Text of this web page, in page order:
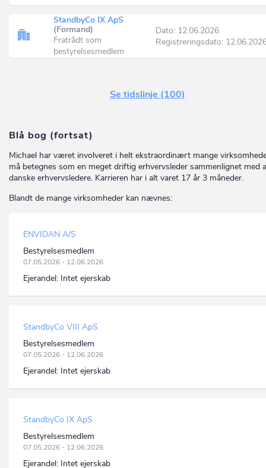
StandbyCo IX ApS
(Formand)
Fratrådt som
bestyrelsesmedlem
Dato: 12.06.2026
Registreringsdato:
Se tidslinje (100)
Blå bog (fortsat)
Michael har været involveret i helt ekstraordinært mange
må betegnes som en meget driftig erhvervsleder sammenlignet med
danske erhvervsledere. Karrieren har i alt varet 17 år 3 måneder.
Blandt de mange virksomheder kan nævnes:
ENVIDAN A/S
Bestyrelsesmedlem
07.05.2026 - 12.06.2026
Ejerandel: Intet ejerskab
StandbyCo VIII ApS
Bestyrelsesmedlem
07.05.2026 - 12.06.2026
Ejerandel: Intet ejerskab
StandbyCo IX ApS
Bestyrelsesmedlem
07.05.2026 - 12.06.2026
Ejerandel: Intet ejerskab